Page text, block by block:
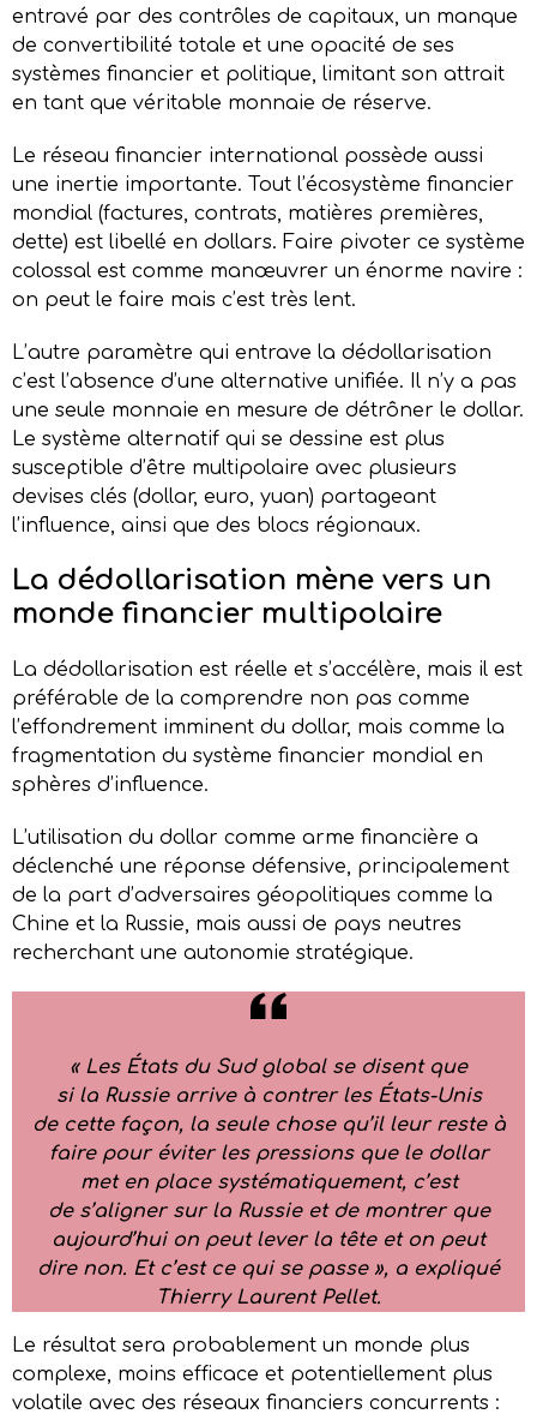
entravé par des contrôles de capitaux, un manque
de convertibilité totale et une opacité de ses
systèmes financier et politique, limitant son attrait
en tant que véritable monnaie de réserve.
Le réseau financier international possède aussi
une inertie importante. Tout l’écosystème financier
mondial (factures, contrats, matières premières,
dette) est libellé en dollars. Faire pivoter ce système
colossal est comme manœuvrer un énorme navire :
on peut le faire mais c’est très lent.
L’autre paramètre qui entrave la dédollarisation
c’est l’absence d’une alternative unifiée. Il n’y a pas
une seule monnaie en mesure de détrôner le dollar.
Le système alternatif qui se dessine est plus
susceptible d’être multipolaire avec plusieurs
devises clés (dollar, euro, yuan) partageant
l’influence, ainsi que des blocs régionaux.
La dédollarisation mène vers un
monde financier multipolaire
La dédollarisation est réelle et s’accélère, mais il est
préférable de la comprendre non pas comme
l’effondrement imminent du dollar, mais comme la
fragmentation du système financier mondial en
sphères d’influence.
L’utilisation du dollar comme arme financière a
déclenché une réponse défensive, principalement
de la part d’adversaires géopolitiques comme la
Chine et la Russie, mais aussi de pays neutres
recherchant une autonomie stratégique.
« Les États du Sud global se disent que
si la Russie arrive à contrer les États-Unis
de cette façon, la seule chose qu’il leur reste à
faire pour éviter les pressions que le dollar
met en place systématiquement, c’est
de s’aligner sur la Russie et de montrer que
aujourd’hui on peut lever la tête et on peut
dire non. Et c’est ce qui se passe », a expliqué
Thierry Laurent Pellet.
Le résultat sera probablement un monde plus
complexe, moins efficace et potentiellement plus
volatile avec des réseaux financiers concurrents :